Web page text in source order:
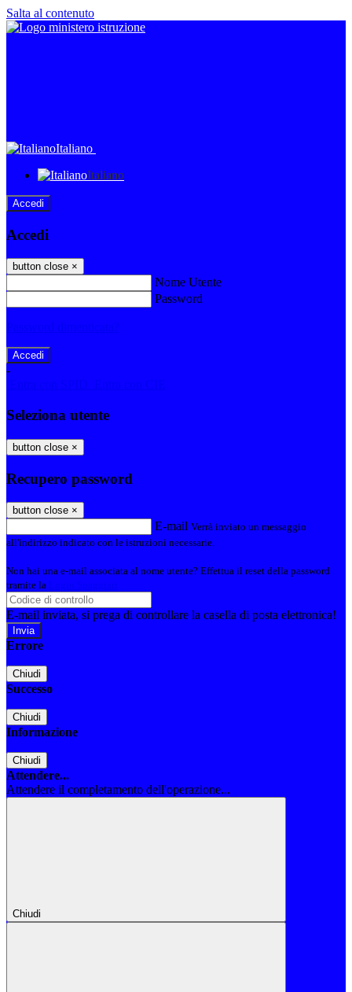
Salta al contenuto
Italiano
Italiano
Accedi
Accedi
button close ×
Nome Utente
Password
-
Seleziona utente
button close ×
Recupero password
button close ×
E-mail Verrà inviato un messaggio
all'indirizzo indicato con le istruzioni necessarie.
Non hai una e-mail associata al nome utente? Effettua il reset della password
tramite la
E-mail inviata, si prega di controllare la casella di posta elettronica!
Errore
Chiudi
Successo
Chiudi
Informazione
Chiudi
Attendere...
Attendere il completamento dell'operazione...
Chiudi